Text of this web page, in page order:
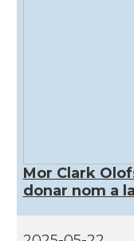
Mor Clark
donar nom a